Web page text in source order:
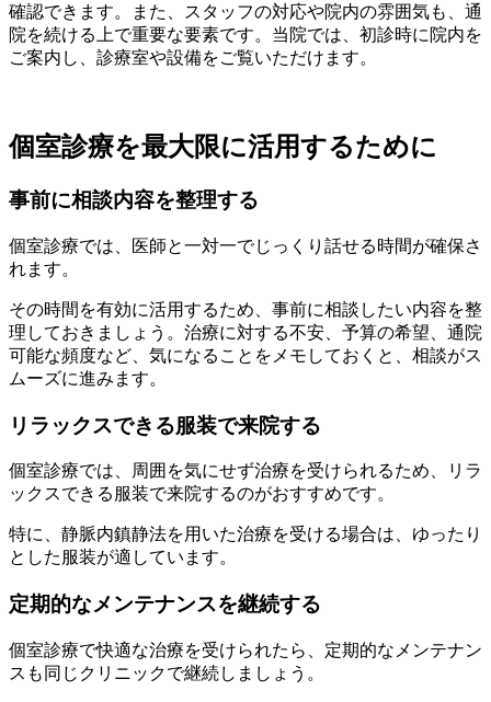
確認できます。また、スタッフの対応や院内の雰囲気も、通
院を続ける上で重要な要素です。当院では、初診時に院内を
ご案内し、診療室や設備をご覧いただけます。
個室診療を最大限に活用するために
事前に相談内容を整理する
個室診療では、医師と一対一でじっくり話せる時間が確保さ
れます。
その時間を有効に活用するため、事前に相談したい内容を整
理しておきましょう。治療に対する不安、予算の希望、通院
可能な頻度など、気になることをメモしておくと、相談がス
ムーズに進みます。
リラックスできる服装で来院する
個室診療では、周囲を気にせず治療を受けられるため、リラ
ックスできる服装で来院するのがおすすめです。
特に、静脈内鎮静法を用いた治療を受ける場合は、ゆったり
とした服装が適しています。
定期的なメンテナンスを継続する
個室診療で快適な治療を受けられたら、定期的なメンテナン
スも同じクリニックで継続しましょう。